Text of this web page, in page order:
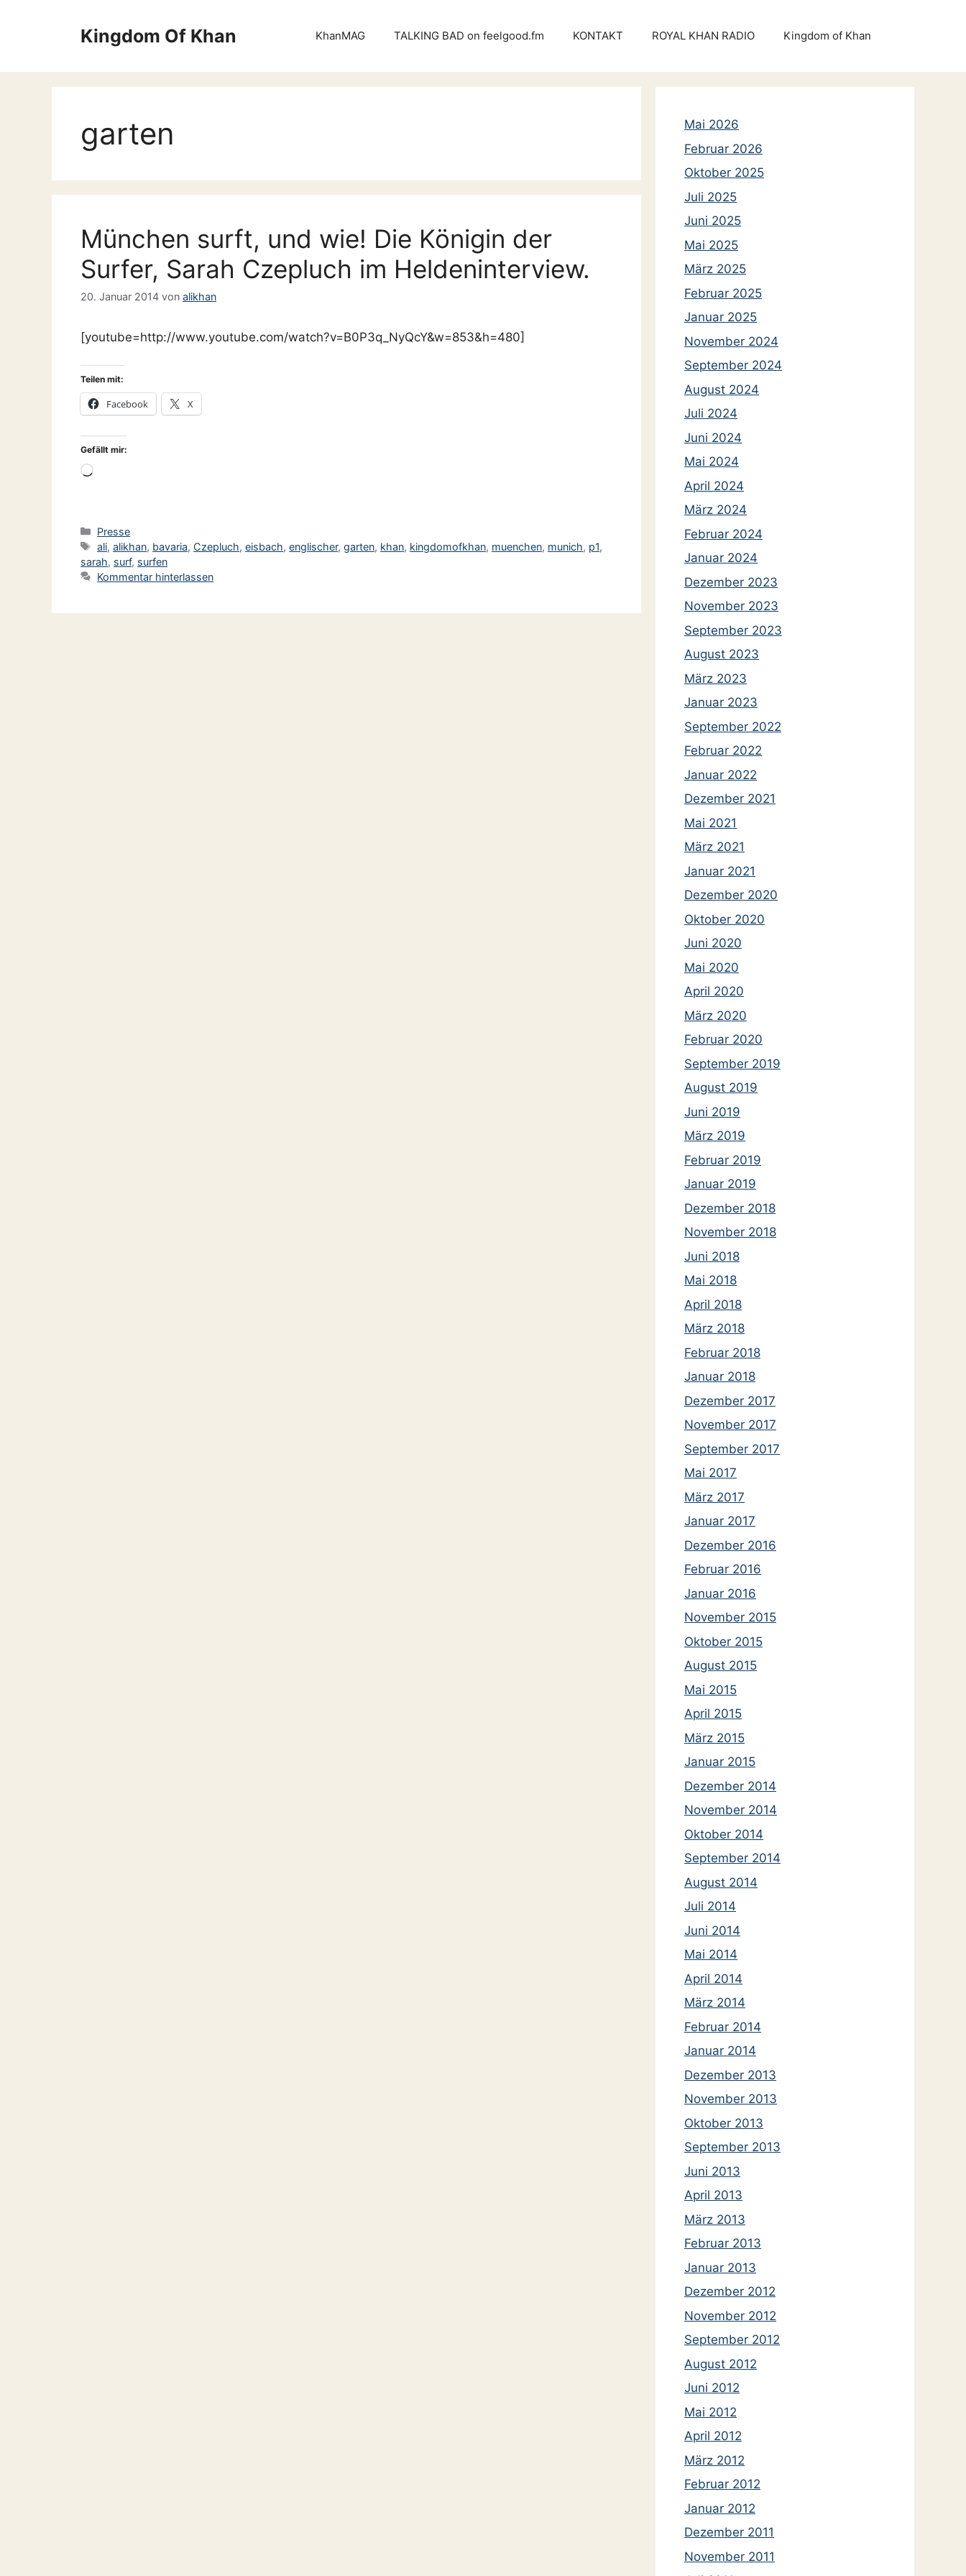
Kingdom Of Khan KhanMAG TALKING BAD on feelgood.fm KONTAKT ROYAL KHAN RADIO Kingdom of Khan
garten
München surft, und wie! Die Königin der
Surfer, Sarah Czepluch im Heldeninterview.
20. Januar 2014 von alikhan
[youtube=http://www.youtube.com/watch?v=B0P3q_NyQcY&w=853&h=480]
Teilen mit:
Facebook X
Gefällt mir:
Wird
Kategorien
Presse
Schlagwörter
ali,alikhan, bavaria, Czepluch,eisbach,englischer,garten, khan, kingdomofkhan, muenchen, munich, p1,
sarah, surf, surfen
Kommentar hinterlassen
Mai 2026
Februar 2026
Oktober 2025
Juli 2025
Juni 2025
Mai 2025
März 2025
Februar 2025
Januar 2025
November 2024
September 2024
August 2024
Juli 2024
Juni 2024
Mai 2024
April 2024
März 2024
Februar 2024
Januar 2024
Dezember 2023
November 2023
September 2023
August 2023
März 2023
Januar 2023
September 2022
Februar 2022
Januar 2022
Dezember 2021
Mai 2021
März 2021
Januar 2021
Dezember 2020
Oktober 2020
Juni 2020
Mai 2020
April 2020
März 2020
Februar 2020
September 2019
August 2019
Juni 2019
März 2019
Februar 2019
Januar 2019
Dezember 2018
November 2018
Juni 2018
Mai 2018
April 2018
März 2018
Februar 2018
Januar 2018
Dezember 2017
November 2017
September 2017
Mai 2017
März 2017
Januar 2017
Dezember 2016
Februar 2016
Januar 2016
November 2015
Oktober 2015
August 2015
Mai 2015
April 2015
März 2015
Januar 2015
Dezember 2014
November 2014
Oktober 2014
September 2014
August 2014
Juli 2014
Juni 2014
Mai 2014
April 2014
März 2014
Februar 2014
Januar 2014
Dezember 2013
November 2013
Oktober 2013
September 2013
Juni 2013
April 2013
März 2013
Februar 2013
Januar 2013
Dezember 2012
November 2012
September 2012
August 2012
Juni 2012
Mai 2012
April 2012
März 2012
Februar 2012
Januar 2012
Dezember 2011
November 2011